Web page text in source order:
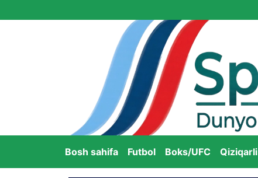
Bosh sahifa Futbol Boks/UFC Qiziqarli